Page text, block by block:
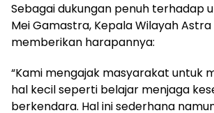
Sebagai dukungan penuh terhadap
Mei Gamastra, Kepala Wilayah Astra
memberikan harapannya:
“Kami mengajak masyarakat untuk
hal kecil seperti belajar menjaga
berkendara. Hal ini sederhana